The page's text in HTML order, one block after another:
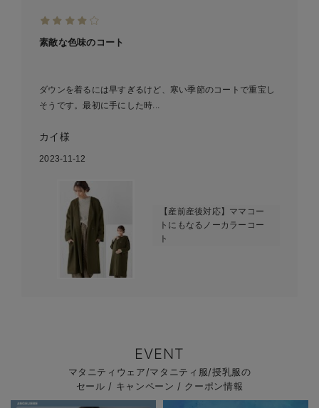
素敵な色味のコート
ダウンを着るには早すぎるけど、寒い季節のコートで重宝し
そうです。最初に手にした時...
カイ様
2023-11-12
【産前産後対応】ママコー
トにもなるノーカラーコー
ト
EVENT
マタニティウェア/マタニティ服/授乳服の
セール / キャンペーン / クーポン情報